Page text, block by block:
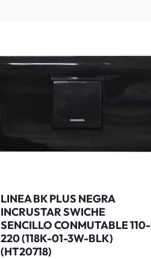
LINEA BK PLUS NEGRA
INCRUSTAR SWICHE
SENCILLO CONMUTABLE 110-
220 (118K-01-3W-BLK)
(HT20718)